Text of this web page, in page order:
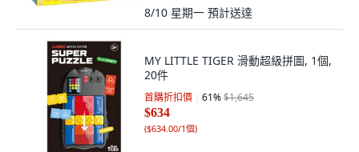
8/10 星期一 預計送達
MY LITTLE TIGER 滑動超級拼圖, 1個,
20件
首購折扣價 61%$1,645
$634
($634.00/1個)